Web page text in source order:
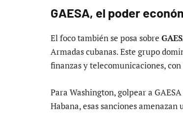
GAESA, el poder
El foco también se posa sobre
Armadas cubanas. Este grupo
finanzas y telecomunicaciones,
Para Washington, golpear a
Habana, esas sanciones